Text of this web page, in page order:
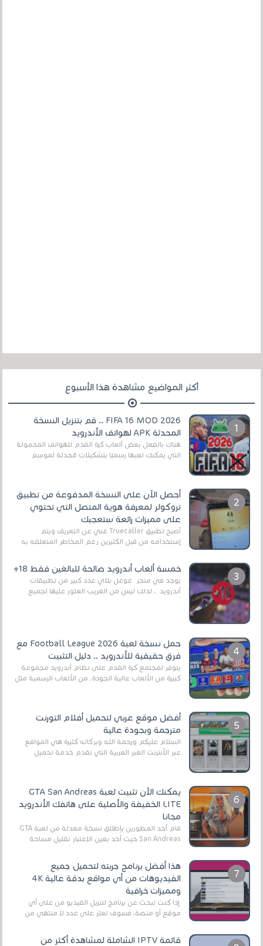
أكثر المواضيع مشاهدة هذا الأسبوع
FIFA 16 MOD 2026 .. قم بتنزيل النسخة
المحدثة APK لهواتف الأندرويد
هناك بالفعل بعض ألعاب كرة القدم للهواتف المحمولة
التي يمكنك لعبها رسميًا بتشكيلات مُحدثة لموسم
أحصل الآن على النسخة المدفوعة من تطبيق
تروكولر لمعرفة هوية المتصل التي تحتوي
على مميزات رائعة ستعجبك
أصبح تطبيق Truecaller غني عن التعريف ويتم
إستخدامه من قبل الكثيرين رغم المخاطر المتعلقه به
خمسة ألعاب أندرويد صالحة للبالغين فقط 18+
يوجد في متجر غوغل بلاي عدد كبير من تطبيقات
أندرويد ، لذلك ليس من الغريب العثور عليها لجميع
حمل نسخة لعبة Football League 2026 مع
فرق حقيقية للأندرويد .. دليل التثبيت
يتوفر لمجتمع كرة القدم على نظام أندرويد مجموعة
كبيرة من الألعاب عالية الجودة. من الألعاب الرسمية مثل
أفضل موقع عربي لتحميل أفلام التورنت
مترجمة وبجودة عالية
السلام عليكم ورحمة الله وبركاته كثيرة هي المواقع
عبر الأنترنت الغير العربية التي تقدم خدمة تحميل
الأفلام على التورنت ، ومعظم هذه المواقع ل...
يمكنك الآن تثبيت لعبة GTA San Andreas
LITE الخفيفة والأصلية على هاتفك الأندرويد
مجانا
قام أحد المطورين بإطلاق نسخة معدلة من لعبة GTA
San Andreas حيث أخد بعين الإعتبار تقليل مساحة
هذا أفضل برنامج جربته لتحميل جميع
الفيديوهات من أي مواقع بدقة عالية 4K
ومميزات خرافية
إذا كنت تبحث عن برنامج لتنزيل الفيديو من على أي
موقع أو منصة، فسوف تعثر على عدد لا منتهي من
قائمة IPTV الشاملة لمشاهدة أكثر من